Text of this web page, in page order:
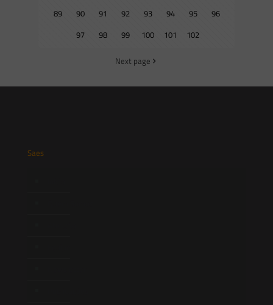
89
90 91 92 93 94 95
96
97
98 99 100 101 102
Next page
Saes